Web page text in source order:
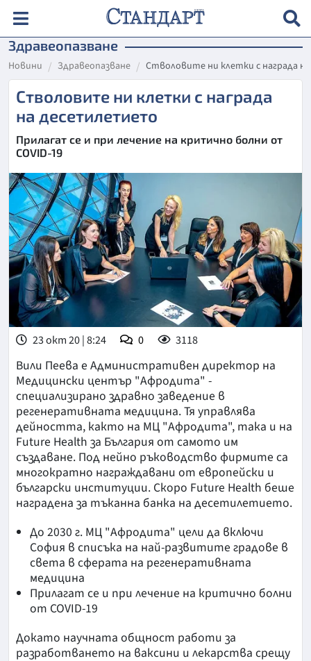
Здравеопазване
Новини Здравеопазване Стволовите ни клетки с награда
Стволовите ни клетки с награда
на десетилетието
Прилагат се и при лечение на критично болни от
COVID-19
23 окт 20 | 8:24 0 3118
Вили Пеева е Административен директор на
Медицински център "Афродита" -
специализирано здравно заведение в
регенеративната медицина. Тя управлява
дейността, както на МЦ "Афродита", така и на
Future Health за България от самото им
създаване. Под нейно ръководство фирмите са
многократно награждавани от европейски и
български институции. Скоро Future Health беше
наградена за тъканна банка на десетилетието.
До 2030 г. МЦ "Афродита" цели да включи
София в списъка на най-развитите градове в
света в сферата на регенеративната
медицина
Прилагат се и при лечение на критично болни
от COVID-19
Докато научната общност работи за
разработването на ваксини и лекарства срещу